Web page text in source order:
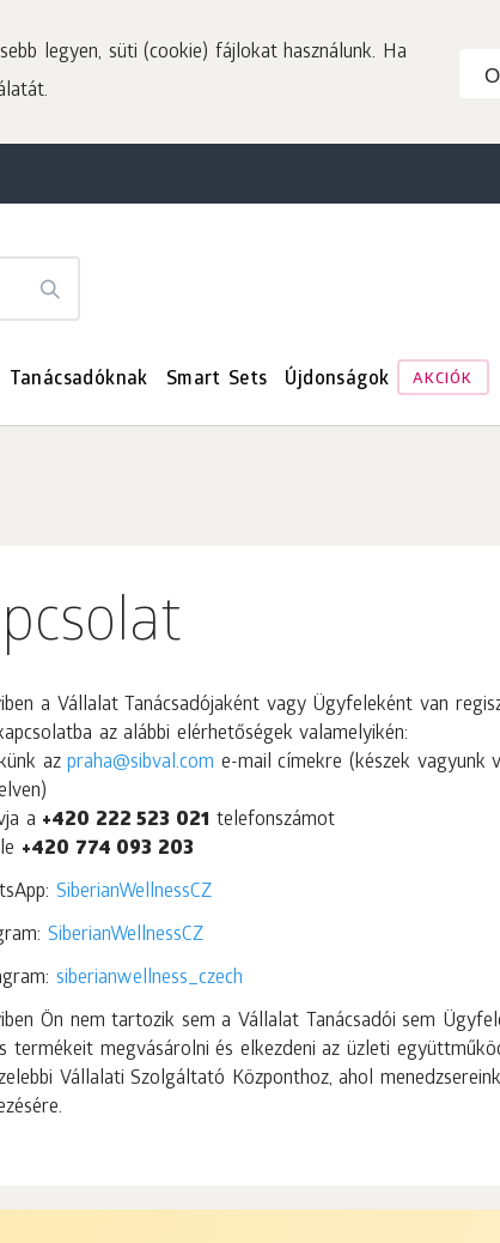
legyen, süti (cookie) fájlokat használunk. Ha
Tanácsadóknak Smart Sets Újdonságok AKCIÓK
a Vállalat Tanácsadójaként vagy Ügyfeleként van
az alábbi elérhetőségek valamelyikén:
azpraha@sibval.com e-mail címekre (készek vagyunk
a +420 222 523 021 telefonszámot
+420 774 093 203
SiberianWellnessCZ
SiberianWellnessCZ
siberianwellness_czech
Ön nem tartozik sem a Vállalat Tanácsadói sem
termékeit megvásárolni és elkezdeni az üzleti
Vállalati Szolgáltató Központhoz, ahol